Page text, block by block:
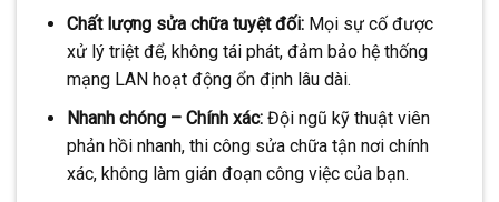
Chất lượng sửa chữa tuyệt đối:Mọi sự cố được
xử lý triệt để, không tái phát, đảm bảo hệ thống
mạng LAN hoạt động ổn định lâu dài.
Nhanh chóng – Chính xác:Đội ngũ kỹ thuật viên
phản hồi nhanh, thi công sửa chữa tận nơi chính
xác, không làm gián đoạn công việc của bạn.